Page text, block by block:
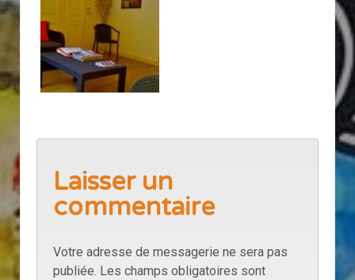
Laisser un
commentaire
Votre adresse de messagerie ne sera pas
publiée. Les champs obligatoires sont